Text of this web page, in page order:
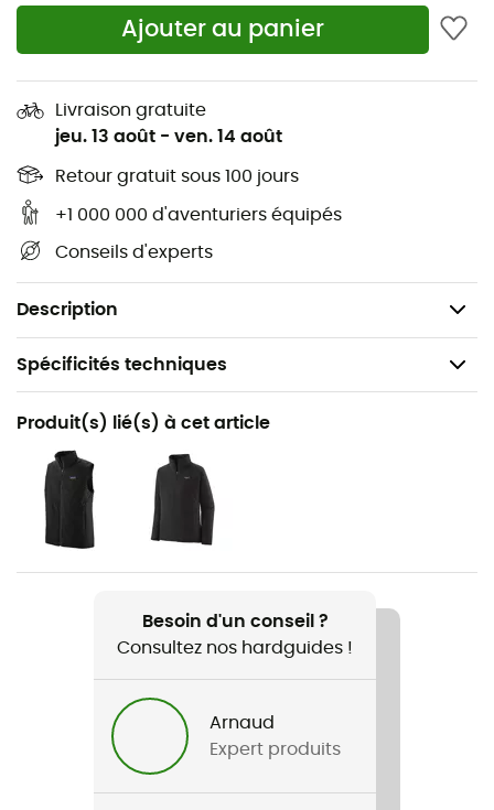
Ajouter au panier
Livraison gratuite
jeu. 13 août - ven. 14 août
Retour gratuit sous 100 jours
+1 000 000 d'aventuriers équipés
Conseils d'experts
Description
cuisse droite. Les chevilles en tricot de nylon recyclé
garantissent confort et ajustement facile ! Prêt pour
randonnée
Nano-Air® Light Bottoms
Matière Stretch respirante 100% polyester ripstop
recyclé
Apprêt déperlant durable sans PFC/PFA (DWR)
Poids : 249 g
Spécificités techniques
Recommandé pour
Randonnée / Trekking / Alpinisme
Genre
Homme
Poids
Nom du produit
Nano-Air Light Bottoms
Imperméabilité
Produit(s) lié(s) à cet article
Besoin d'un conseil ?
Consultez nos hardguides !
Arnaud
Expert produits